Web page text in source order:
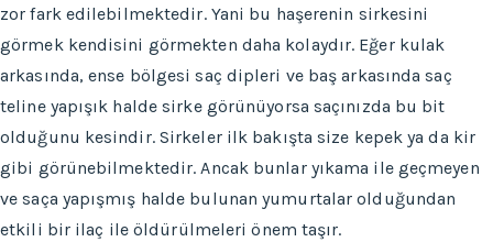
zor fark edilebilmektedir. Yani bu haşerenin sirkesini
görmek kendisini görmekten daha kolaydır. Eğer kulak
arkasında, ense bölgesi saç dipleri ve baş arkasında saç
teline yapışık halde sirke görünüyorsa saçınızda bu bit
olduğunu kesindir. Sirkeler ilk bakışta size kepek ya da kir
gibi görünebilmektedir. Ancak bunlar yıkama ile geçmeyen
ve saça yapışmış halde bulunan yumurtalar olduğundan
etkili bir ilaç ile öldürülmeleri önem taşır.